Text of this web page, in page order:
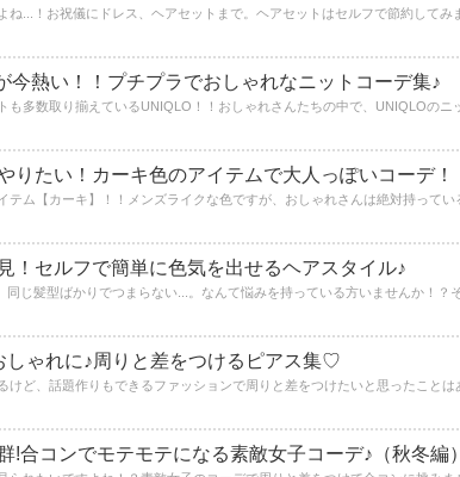
今熱い！！プチプラでおしゃれなニットコーデ集♪
りたい！カーキ色のアイテムで大人っぽいコーデ！
！セルフで簡単に色気を出せるヘアスタイル♪
しゃれに♪周りと差をつけるピアス集♡
!合コンでモテモテになる素敵女子コーデ♪（秋冬編）